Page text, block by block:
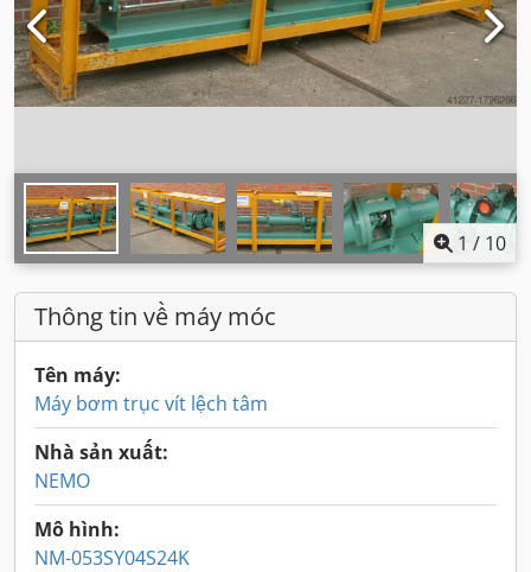
1 / 10
Thông tin về máy móc
Tên máy:
Máy bơm trục vít lệch tâm
Nhà sản xuất:
NEMO
Mô hình:
NM-053SY04S24K